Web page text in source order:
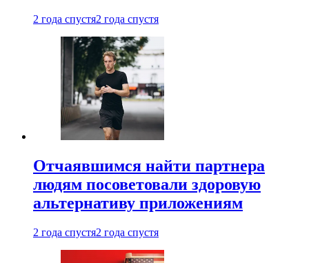
2 года спустя2 года спустя
Отчаявшимся найти партнера
людям посоветовали здоровую
альтернативу приложениям
2 года спустя2 года спустя